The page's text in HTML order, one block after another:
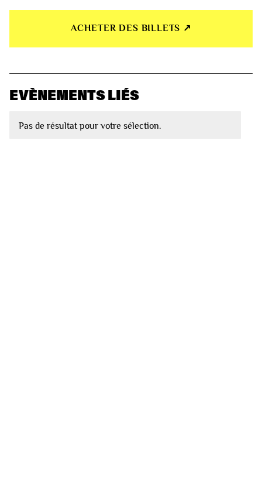
ACHETER DES BILLETS ↗︎
EVÈNEMENTS LIÉS
Pas de résultat pour votre sélection.